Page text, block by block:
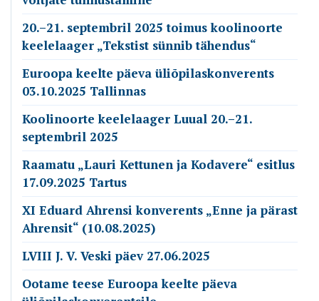
20.–21. septembril 2025 toimus koolinoorte
keelelaager „Tekstist sünnib tähendus“
Euroopa keelte päeva üliõpilaskonverents
03.10.2025 Tallinnas
Koolinoorte keelelaager Luual 20.–21.
septembril 2025
Raamatu „Lauri Kettunen ja Kodavere“ esitlus
17.09.2025 Tartus
XI Eduard Ahrensi konverents „Enne ja pärast
Ahrensit“ (10.08.2025)
LVIII J. V. Veski päev 27.06.2025
Ootame teese Euroopa keelte päeva